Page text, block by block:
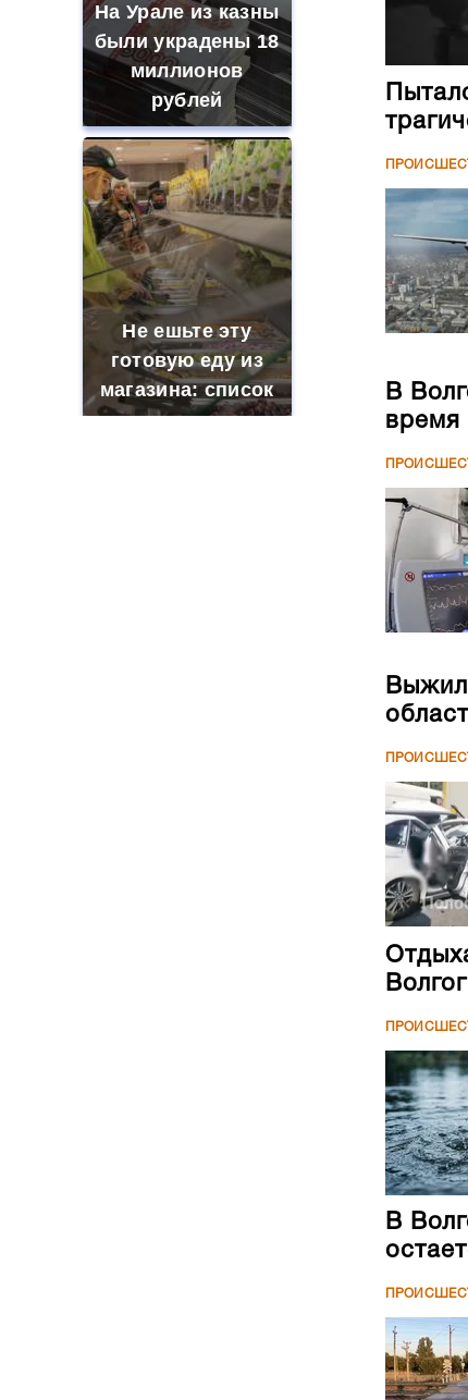
На Урале из казны
были украдены 18
миллионов
рублей
Не ешьте эту
готовую еду из
магазина: список
В
время
В